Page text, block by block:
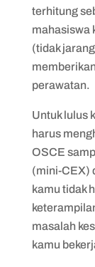
terhitung
mahasiswa
(tidak
perawatan.
Untuk lulus
harus
OSCE
(mini-CEX)
kamu tidak
masalah
kamu